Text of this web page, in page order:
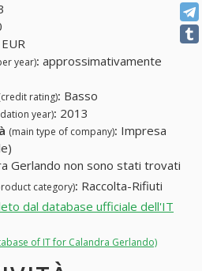
year): approssimativamente
rating): Basso
year): 2013
(main type of company): Impresa
Gerlando non sono stati trovati
category): Raccolta-Rifiuti
dal database ufficiale dell'IT
of IT for Calandra Gerlando)